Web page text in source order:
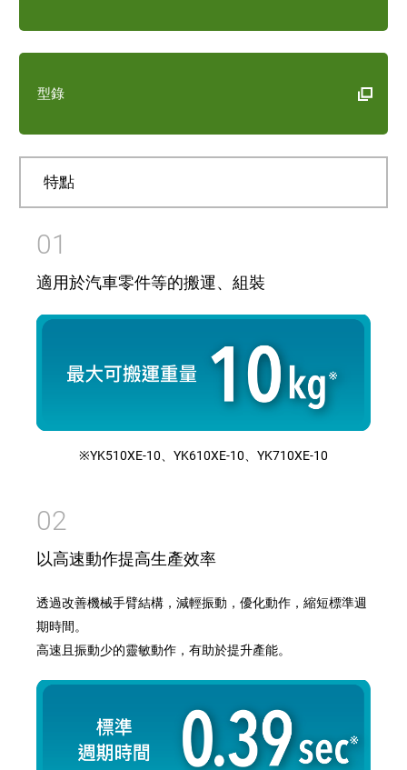
型錄
特點
01
適用於汽車零件等的搬運、組裝
※YK510XE-10、YK610XE-10、YK710XE-10
02
以高速動作提高生產效率
透過改善機械手臂結構，減輕振動，優化動作，縮短標準週
期時間。
高速且振動少的靈敏動作，有助於提升產能。